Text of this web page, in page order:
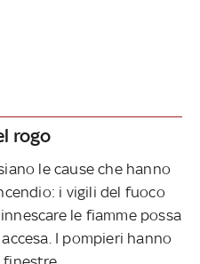
rogo
le cause che hanno
i vigili del fuoco
le fiamme possa
I pompieri hanno